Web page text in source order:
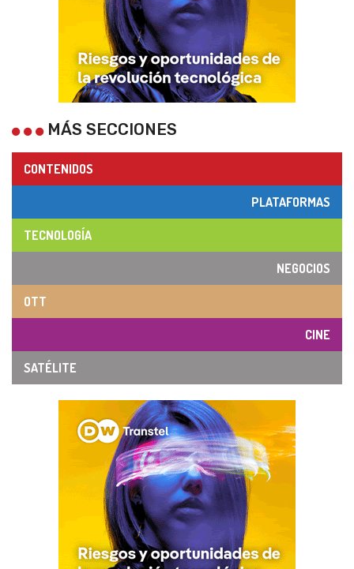
MÁS SECCIONES
CONTENIDOS
PLATAFORMAS
TECNOLOGÍA
NEGOCIOS
OTT
CINE
SATÉLITE